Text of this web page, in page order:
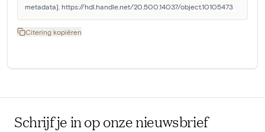
metadata]. https://hdl.handle.net/20.500.14037/object.10105473
Citering kopiëren
Schrijf je in op onze nieuwsbrief